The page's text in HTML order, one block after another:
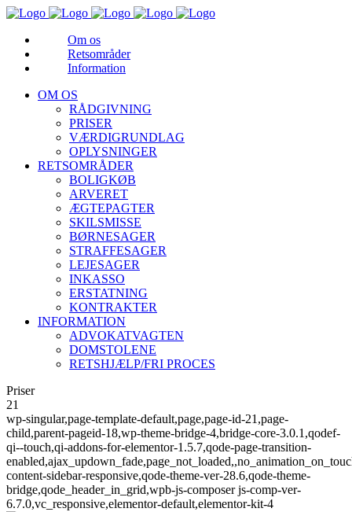
Om os
Retsområder
Information
OM OS
RÅDGIVNING
PRISER
VÆRDIGRUNDLAG
OPLYSNINGER
RETSOMRÅDER
BOLIGKØB
ARVERET
ÆGTEPAGTER
SKILSMISSE
BØRNESAGER
STRAFFESAGER
LEJESAGER
INKASSO
ERSTATNING
KONTRAKTER
INFORMATION
ADVOKATVAGTEN
DOMSTOLENE
RETSHJÆLP/FRI PROCES
Priser
21
wp-singular,page-template-default,page,page-id-21,page-
child,parent-pageid-18,wp-theme-bridge-4,bridge-core-3.0.1,qodef-
qi--touch,qi-addons-for-elementor-1.5.7,qode-page-transition-
content-sidebar-responsive,qode-theme-ver-28.6,qode-theme-
bridge,qode_header_in_grid,wpb-js-composer js-comp-ver-
6.7.0,vc_responsive,elementor-default,elementor-kit-4